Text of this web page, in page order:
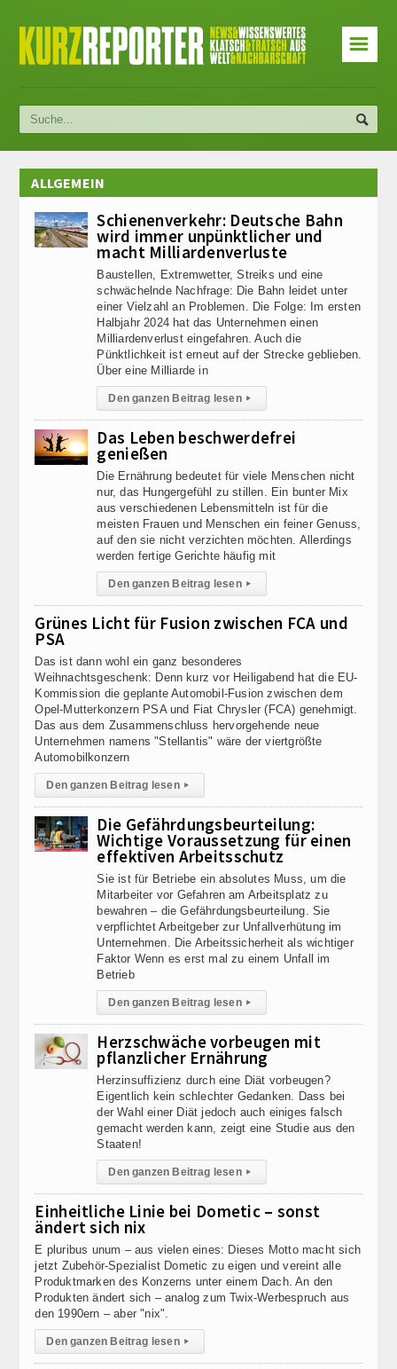
☰
ALLGEMEIN
Schienenverkehr: Deutsche Bahn
wird immer unpünktlicher und
macht Milliardenverluste
Baustellen, Extremwetter, Streiks und eine
schwächelnde Nachfrage: Die Bahn leidet unter
einer Vielzahl an Problemen. Die Folge: Im ersten
Halbjahr 2024 hat das Unternehmen einen
Milliardenverlust eingefahren. Auch die
Pünktlichkeit ist erneut auf der Strecke geblieben.
Über eine Milliarde in
Den ganzen Beitrag lesen ▸
Das Leben beschwerdefrei
genießen
Die Ernährung bedeutet für viele Menschen nicht
nur, das Hungergefühl zu stillen. Ein bunter Mix
aus verschiedenen Lebensmitteln ist für die
meisten Frauen und Menschen ein feiner Genuss,
auf den sie nicht verzichten möchten. Allerdings
werden fertige Gerichte häufig mit
Den ganzen Beitrag lesen ▸
Grünes Licht für Fusion zwischen FCA und
PSA
Das ist dann wohl ein ganz besonderes
Weihnachtsgeschenk: Denn kurz vor Heiligabend hat die EU-
Kommission die geplante Automobil-Fusion zwischen dem
Opel-Mutterkonzern PSA und Fiat Chrysler (FCA) genehmigt.
Das aus dem Zusammenschluss hervorgehende neue
Unternehmen namens "Stellantis" wäre der viertgrößte
Automobilkonzern
Den ganzen Beitrag lesen ▸
Die Gefährdungsbeurteilung:
Wichtige Voraussetzung für einen
effektiven Arbeitsschutz
Sie ist für Betriebe ein absolutes Muss, um die
Mitarbeiter vor Gefahren am Arbeitsplatz zu
bewahren – die Gefährdungsbeurteilung. Sie
verpflichtet Arbeitgeber zur Unfallverhütung im
Unternehmen. Die Arbeitssicherheit als wichtiger
Faktor Wenn es erst mal zu einem Unfall im
Betrieb
Den ganzen Beitrag lesen ▸
Herzschwäche vorbeugen mit
pflanzlicher Ernährung
Herzinsuffizienz durch eine Diät vorbeugen?
Eigentlich kein schlechter Gedanken. Dass bei
der Wahl einer Diät jedoch auch einiges falsch
gemacht werden kann, zeigt eine Studie aus den
Staaten!
Den ganzen Beitrag lesen ▸
Einheitliche Linie bei Dometic – sonst
ändert sich nix
E pluribus unum – aus vielen eines: Dieses Motto macht sich
jetzt Zubehör-Spezialist Dometic zu eigen und vereint alle
Produktmarken des Konzerns unter einem Dach. An den
Produkten ändert sich – analog zum Twix-Werbespruch aus
den 1990ern – aber "nix".
Den ganzen Beitrag lesen ▸